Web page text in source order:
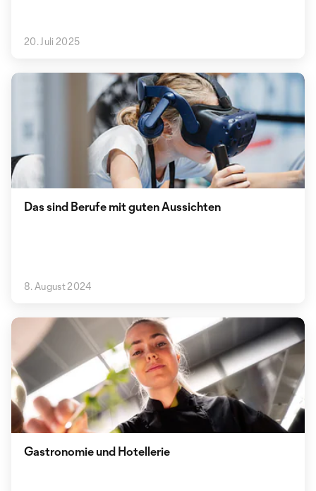
20. Juli 2025
Das sind Berufe mit guten Aussichten
8. August 2024
Gastronomie und Hotellerie